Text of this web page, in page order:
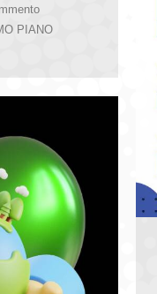
PIANO